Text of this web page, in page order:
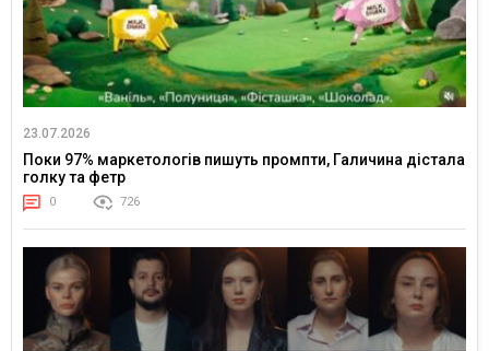
23.07.2026
Поки 97% маркетологів пишуть промпти, Галичина дістала
голку та фетр
0 726